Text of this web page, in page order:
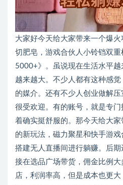
大家好今天给大家带来一个爆
切肥皂，游戏合伙人小铃铛双
5000+》。虽说现在生活水平
越来越大。不少人都有这种感
的媒介。还有不少人创业做解
很受欢迎。有的账号，就是专
着确实挺舒服的。那今天给大家
的新玩法，磁力聚星和快手游
搭建无人直播间进行躺赚。后
接在选品广场带货，佣金比例
店，利润率高，但是成本也更